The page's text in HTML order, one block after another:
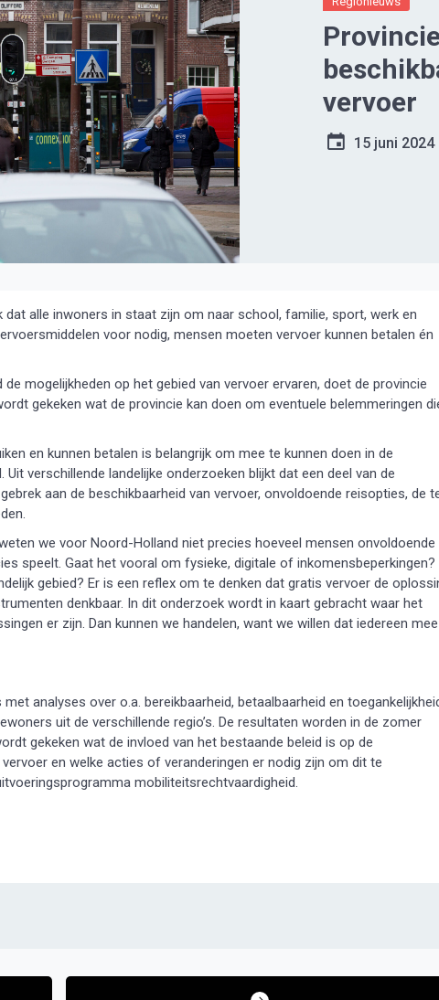
vervoer
15 juni 2024
alle inwoners in staat zijn om naar school, familie, sport, werk en
voor nodig, mensen moeten vervoer kunnen betalen én
mogelijkheden op het gebied van vervoer ervaren, doet de provincie
gekeken wat de provincie kan doen om eventuele belemmeringen
en kunnen betalen is belangrijk om mee te kunnen doen in de
verschillende landelijke onderzoeken blijkt dat een deel van de
aan de beschikbaarheid van vervoer, onvoldoende reisopties, de
we voor Noord-Holland niet precies hoeveel mensen onvoldoende
speelt. Gaat het vooral om fysieke, digitale of inkomensbeperkingen?
gebied? Er is een reflex om te denken dat gratis vervoer de
denkbaar. In dit onderzoek wordt in kaart gebracht waar het
er zijn. Dan kunnen we handelen, want we willen dat iedereen mee
analyses over o.a. bereikbaarheid, betaalbaarheid en
uit de verschillende regio’s. De resultaten worden in de zomer
gekeken wat de invloed van het bestaande beleid is op de
en welke acties of veranderingen er nodig zijn om dit te
mobiliteitsrechtvaardigheid.